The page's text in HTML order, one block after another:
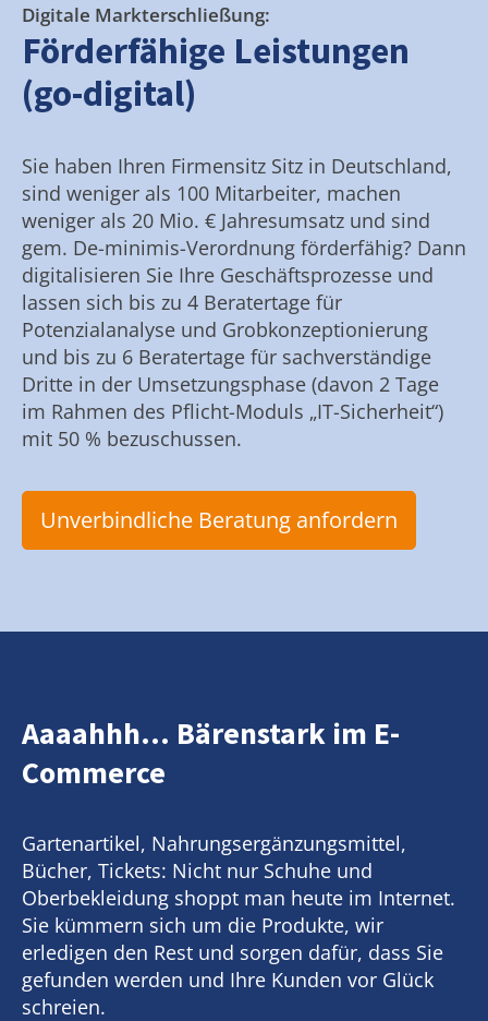
Digitale Markterschließung:
Förderfähige Leistungen
(go-digital)
Sie haben Ihren Firmensitz Sitz in Deutschland,
sind weniger als 100 Mitarbeiter, machen
weniger als 20 Mio. € Jahresumsatz und sind
gem. De-minimis-Verordnung förderfähig? Dann
digitalisieren Sie Ihre Geschäftsprozesse und
lassen sich bis zu 4 Beratertage für
Potenzialanalyse und Grobkonzeptionierung
und bis zu 6 Beratertage für sachverständige
Dritte in der Umsetzungsphase (davon 2 Tage
im Rahmen des Pflicht-Moduls „IT-Sicherheit“)
mit 50 % bezuschussen.
Unverbindliche Beratung anfordern
Aaaahhh... Bärenstark im E-
Commerce
Gartenartikel, Nahrungsergänzungsmittel,
Bücher, Tickets: Nicht nur Schuhe und
Oberbekleidung shoppt man heute im Internet.
Sie kümmern sich um die Produkte, wir
erledigen den Rest und sorgen dafür, dass Sie
gefunden werden und Ihre Kunden vor Glück
schreien.